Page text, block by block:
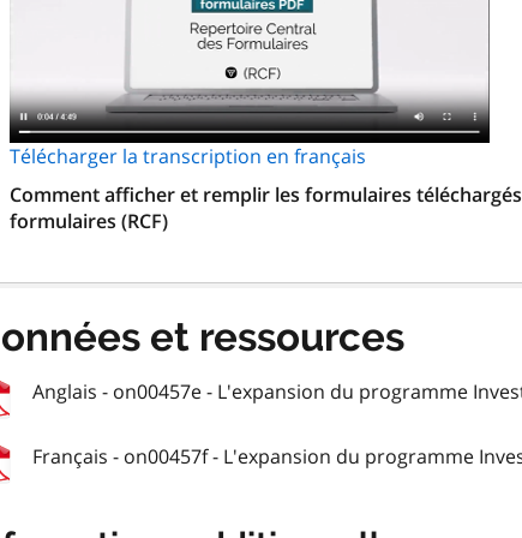
Télécharger la transcription en français
Comment afficher et remplir les formulaires
formulaires (RCF)
et ressources
Anglais - on00457e - L'expansion du programme
Français - on00457f - L'expansion du programme